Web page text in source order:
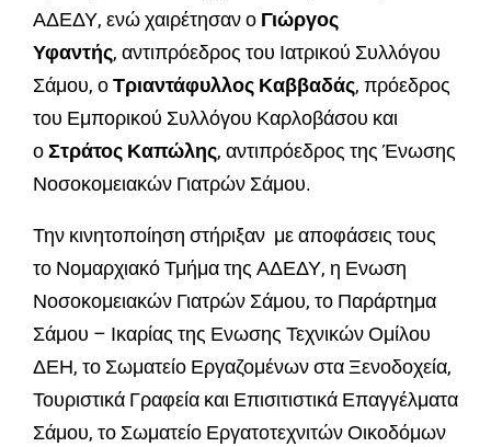
ΑΔΕΔΥ, ενώ χαιρέτησαν ο Γιώργος
Υφαντής, αντιπρόεδρος του Ιατρικού Συλλόγου
Σάμου, οΤριαντάφυλλος Καββαδάς, πρόεδρος
του Εμπορικού Συλλόγου Καρλοβάσου και
οΣτράτος Καπώλης, αντιπρόεδρος της Ένωσης
Νοσοκομειακών Γιατρών Σάμου.
Την κινητοποίηση στήριξαν με αποφάσεις τους
το Νομαρχιακό Τμήμα της ΑΔΕΔΥ, η Ενωση
Νοσοκομειακών Γιατρών Σάμου, το Παράρτημα
Σάμου – Ικαρίας της Ενωσης Τεχνικών Ομίλου
ΔΕΗ, το Σωματείο Εργαζομένων στα Ξενοδοχεία,
Τουριστικά Γραφεία και Επισιτιστικά Επαγγέλματα
Σάμου, το Σωματείο Εργατοτεχνιτών Οικοδόμων